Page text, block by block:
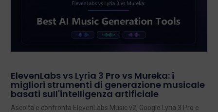
ElevenLabs vs Lyria 3 Pro vs Mureka: i
migliori strumenti di generazione musicale
basati sull'intelligenza artificiale
Ascolta e confronta ElevenLabs Music v2, Google Lyria 3 Pro e